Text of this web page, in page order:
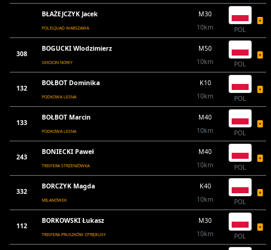
BŁAŻEJCZYK Jacek
POLISQUAD WARSZAWA
M30
10km
POL
308
BOGUCKI Wlodzimierz
SEKOCIN NOWY
M50
10km
POL
132
BOŁBOT Dominika
PODKOWA LESNA
K10
10km
POL
133
BOŁBOT Marcin
PODKOWA LESNA
M40
10km
POL
243
BONIECKI Paweł
TRISFERA STRZENIÓWKA
M40
10km
POL
332
BORCZYK Magda
MILANÓWEK
K40
10km
POL
112
BORKOWSKI Łukasz
TRISFERA PRUSZKÓW OTRĘBUSY
M30
10km
POL